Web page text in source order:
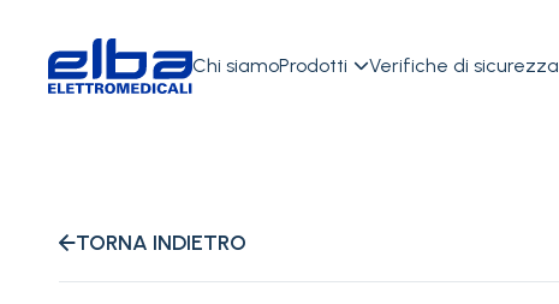
Chi siamoProdotti Verifiche di sicurezza
TORNA INDIETRO